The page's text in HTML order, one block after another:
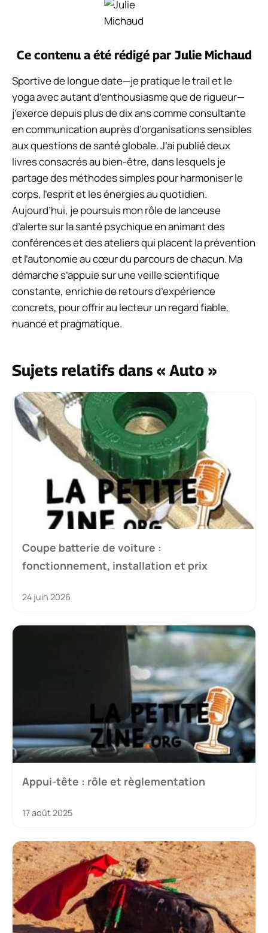
Ce contenu a été rédigé par Julie Michaud
Sportive de longue date—je pratique le trail et le
yoga avec autant d’enthousiasme que de rigueur—
j’exerce depuis plus de dix ans comme consultante
en communication auprès d’organisations sensibles
aux questions de santé globale. J’ai publié deux
livres consacrés au bien-être, dans lesquels je
partage des méthodes simples pour harmoniser le
corps, l’esprit et les énergies au quotidien.
Aujourd’hui, je poursuis mon rôle de lanceuse
d’alerte sur la santé psychique en animant des
conférences et des ateliers qui placent la prévention
et l’autonomie au cœur du parcours de chacun. Ma
démarche s’appuie sur une veille scientifique
constante, enrichie de retours d’expérience
concrets, pour offrir au lecteur un regard fiable,
nuancé et pragmatique.
Sujets relatifs dans « Auto »
Coupe batterie de voiture :
fonctionnement, installation et prix
24 juin 2026
Appui-tête : rôle et règlementation
17 août 2025